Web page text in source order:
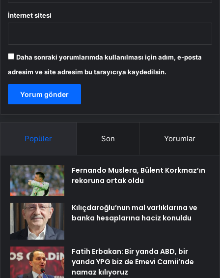
İnternet sitesi
Daha sonraki yorumlarımda kullanılması için adım, e-posta
adresim ve site adresim bu tarayıcıya kaydedilsin.
Popüler Son Yorumlar
Fernando Muslera, Bülent Korkmaz’ın
rekoruna ortak oldu
Kılıçdaroğlu’nun mal varlıklarına ve
banka hesaplarına haciz konuldu
Fatih Erbakan: Bir yanda ABD, bir
yanda YPG biz de Emevi Camii’nde
namaz kılıyoruz